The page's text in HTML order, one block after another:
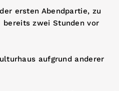
ersten Abendpartie, zu
bereits zwei Stunden vor
aufgrund anderer